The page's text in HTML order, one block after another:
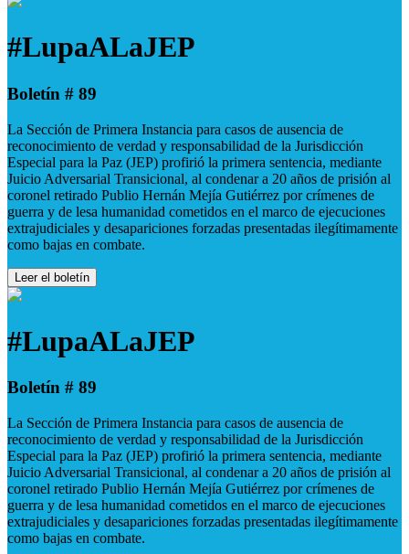
#LupaALaJEP
Boletín # 89
La Sección de Primera Instancia para casos de ausencia de
reconocimiento de verdad y responsabilidad de la Jurisdicción
Especial para la Paz (JEP) profirió la primera sentencia, mediante
Juicio Adversarial Transicional, al condenar a 20 años de prisión al
coronel retirado Publio Hernán Mejía Gutiérrez por crímenes de
guerra y de lesa humanidad cometidos en el marco de ejecuciones
extrajudiciales y desapariciones forzadas presentadas ilegítimamente
como bajas en combate.
Leer el boletín
#LupaALaJEP
Boletín # 89
La Sección de Primera Instancia para casos de ausencia de
reconocimiento de verdad y responsabilidad de la Jurisdicción
Especial para la Paz (JEP) profirió la primera sentencia, mediante
Juicio Adversarial Transicional, al condenar a 20 años de prisión al
coronel retirado Publio Hernán Mejía Gutiérrez por crímenes de
guerra y de lesa humanidad cometidos en el marco de ejecuciones
extrajudiciales y desapariciones forzadas presentadas ilegítimamente
como bajas en combate.